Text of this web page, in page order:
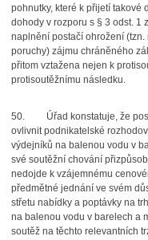
pohnutky, které k přijetí takové
dohody v rozporu s § 3 odst. 1
naplnění postačí ohrožení
poruchy) zájmu chráněného
přitom vztažena nejen k
protisoutěžnímu následku.
50.
Úřad konstatuje, že
ovlivnit podnikatelské
výdejníků na balenou vodu v
své soutěžní chování
nedojde k vzájemnému
předmětné jednání ve svém
střetu nabídky a poptávky na
na balenou vodu v barelech a
soutěž na těchto relevantních